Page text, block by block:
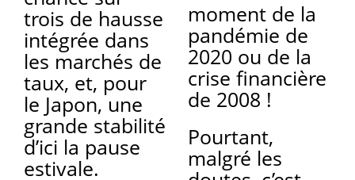
trois de hausse
intégrée dans
les marchés de
taux, et, pour
le Japon, une
grande stabilité
d’ici la pause
estivale.
moment de la
pandémie de
2020 ou de la
crise financière
de 2008 !
Pourtant,
malgré les